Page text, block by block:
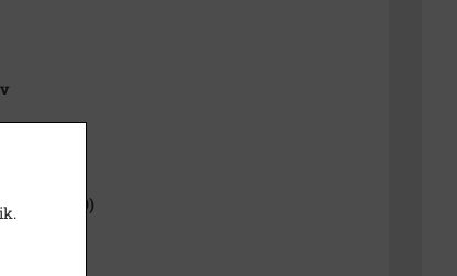
(1000-2050)